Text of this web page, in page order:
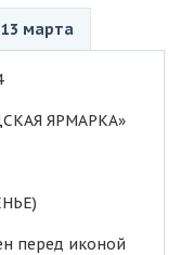
13 марта
ЯРМАРКА»
перед иконой